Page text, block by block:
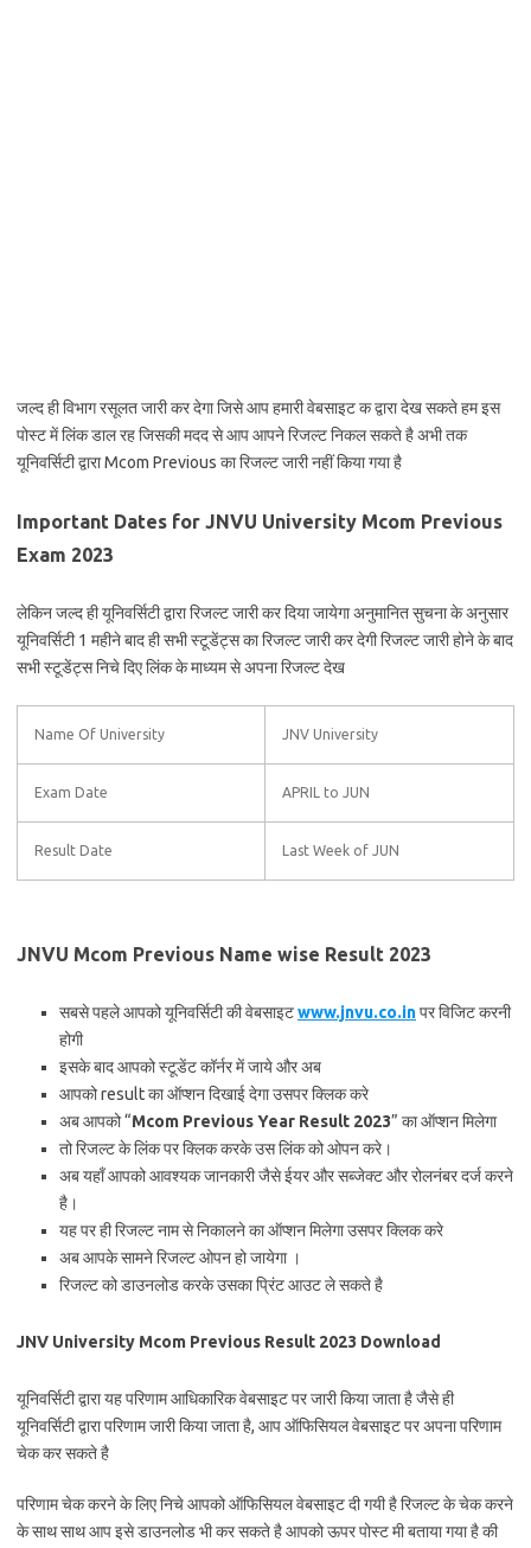
जल्द ही विभाग रसूलत जारी कर देगा जिसे आप हमारी वेबसाइट क द्वारा देख सकते हम इस
पोस्ट में लिंक डाल रह जिसकी मदद से आप आपने रिजल्ट निकल सकते है अभी तक
यूनिवर्सिटी द्वारा Mcom Previous का रिजल्ट जारी नहीं किया गया है
Important Dates for JNVU University Mcom Previous
Exam 2023
लेकिन जल्द ही यूनिवर्सिटी द्वारा रिजल्ट जारी कर दिया जायेगा अनुमानित सुचना के अनुसार
यूनिवर्सिटी 1 महीने बाद ही सभी स्टूडेंट्स का रिजल्ट जारी कर देगी रिजल्ट जारी होने के बाद
सभी स्टूडेंट्स निचे दिए लिंक के माध्यम से अपना रिजल्ट देख
Name Of University JNV University
Exam Date APRIL to JUN
Result Date Last Week of JUN
JNVU Mcom Previous Name wise Result 2023
सबसे पहले आपको यूनिवर्सिटी की वेबसाइटwww.jnvu.co.inपर विजिट करनी
होगी
इसके बाद आपको स्टूडेंट कॉर्नर में जाये और अब
आपको result का ऑप्शन दिखाई देगा उसपर क्लिक करे
अब आपको “Mcom Previous Year Result 2023” का ऑप्शन मिलेगा
तो रिजल्ट के लिंक पर क्लिक करके उस लिंक को ओपन करे।
अब यहाँ आपको आवश्यक जानकारी जैसे ईयर और सब्जेक्ट और रोलनंबर दर्ज करने
है।
यह पर ही रिजल्ट नाम से निकालने का ऑप्शन मिलेगा उसपर क्लिक करे
अब आपके सामने रिजल्ट ओपन हो जायेगा ।
रिजल्ट को डाउनलोड करके उसका प्रिंट आउट ले सकते है
JNV University Mcom Previous Result 2023 Download
यूनिवर्सिटी द्वारा यह परिणाम आधिकारिक वेबसाइट पर जारी किया जाता है जैसे ही
यूनिवर्सिटी द्वारा परिणाम जारी किया जाता है, आप ऑफिसियल वेबसाइट पर अपना परिणाम
चेक कर सकते है
परिणाम चेक करने के लिए निचे आपको ऑफिसियल वेबसाइट दी गयी है रिजल्ट के चेक करने
के साथ साथ आप इसे डाउनलोड भी कर सकते है आपको ऊपर पोस्ट मी बताया गया है की